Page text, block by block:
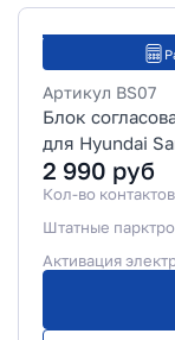
Артикул BS07
Блок
для Hyundai
2 990 руб
Кол-во контактов
Штатные
Активация